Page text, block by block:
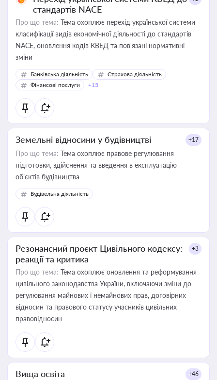
стандартів NACE
Про що тема: Тема охоплює перехід української системи
класифікації видів економічної діяльності до стандартів
NACE, оновлення кодів КВЕД та пов'язані нормативні
зміни
Банківська діяльність
Страхова діяльність
Фінансові послуги
+13
Земельні відносини у будівництві +17
Про що тема: Тема охоплює правове регулювання
підготовки, здійснення та введення в експлуатацію
об’єктів будівництва
Будівельна діяльність
Резонансний проєкт Цивільного кодексу:
реакції та критика
+3
Про що тема: Тема охоплює оновлення та реформування
цивільного законодавства України, включаючи зміни до
регулювання майнових і немайнових прав, договірних
відносин та правового статусу учасників цивільних
правовідносин
Вища освіта +46